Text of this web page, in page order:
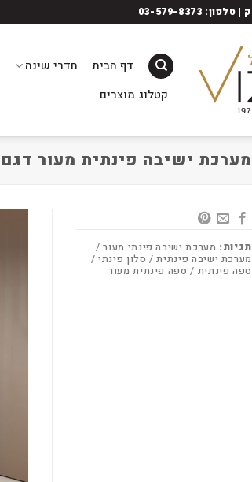
דף הבית חדרי שינה
קטלוג מוצרים
מערכת ישיבה פינתית מעור
תגיות: מערכת ישיבה פינתי מעור /
מערכת ישיבה פינתית / סלון פינתי /
ספה פינתית / ספה פינתית מעור